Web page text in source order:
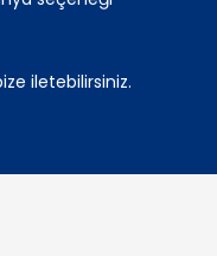
iletebilirsiniz.